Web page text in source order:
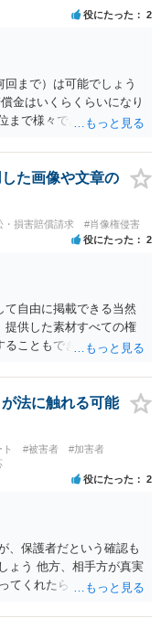
役にたった 2
まで）は可能でしょう
金はいくらくらいになり
まで様々であり、不明で
れ、決裂して相手方が訴
る流れが通常です。
た画像や文章の
・損害賠償請求 #肖像権侵害
役にたった 2
て自由に掲載できる当然
提供した素材すべての権
ることもできません。 ご
主体のロゴ、商品情報、
、通常、著作物には当た
スト等が含まれる場合に
ます。 また、人物写真
体本人に帰属します
当然に著作権が生じる
頼者から提供された素
作物性は認められにく
部に創作性が認められ
者の写真や文章等を制作
のではありません。 もっ
当した事実を記載した
法に触れる可能
#被害者
#加害者
役にたった 2
、保護者だという確認も
ょう 他方、相手方が真実
てくれたら自慰行為など
て欲しい、などの要望を